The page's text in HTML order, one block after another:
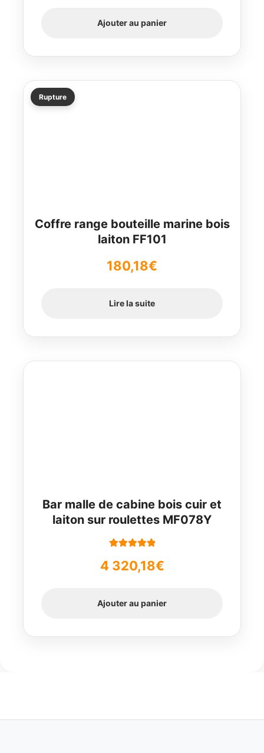
Ajouter au panier
Rupture
Coffre range bouteille marine bois
laiton FF101
180,18€
Lire la suite
Bar malle de cabine bois cuir et
laiton sur roulettes MF078Y
5
4 320,18€
Ajouter au panier